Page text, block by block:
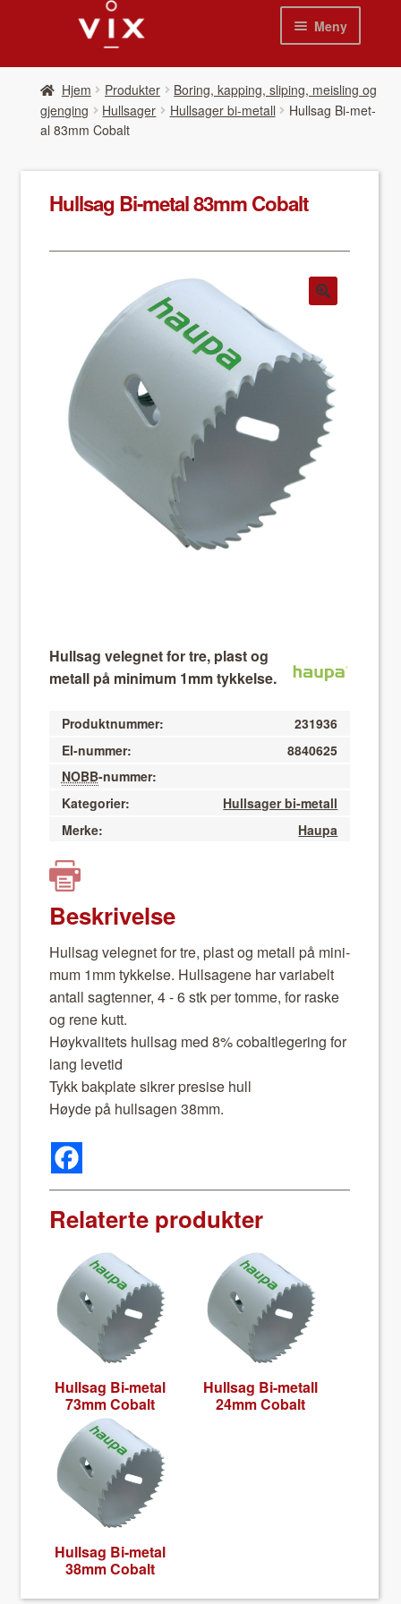
Hopp
til
navigasjon
Hopp
til
innhold
Meny
Hjem
Pro­duk­ter
Nyheter
Se kat­a­loger
Video
Kon­takt oss
Våre leverandør­er
About VIX
Hjem Pro­duk­ter
Boring, kapping, sliping, meisling og
gjenging
Hullsager Hullsager bi-metall
Hull­sag Bi-met­
al 83mm Cobalt
Hull­sag Bi-met­al 83mm Cobalt
Hullsag velegnet for tre, plast og
metall på minimum 1mm tykkelse.
Produktnummer:
231936
El-nummer:
8840625
NOBB-nummer:
Kategorier:
Hullsager bi-metall
Merke:
Haupa
Beskrivelse
Hull­sag veleg­net for tre, plast og met­all på min­i­
mum 1mm tykkelse. Hull­sagene har vari­abelt
antall sagten­ner, 4 - 6 stk per tomme, for raske
og rene kutt.
Høyk­valitets hull­sag med 8% cobaltlegering for
lang lev­etid
Tykk bak­plate sikr­er pre­sise hull
Høyde på hull­sagen 38mm.
Relaterte produkter
Hull­sag Bi-met­al
73mm Cobalt
Hull­sag Bi-met­all
24mm Cobalt
Hull­sag Bi-met­al
38mm Cobalt